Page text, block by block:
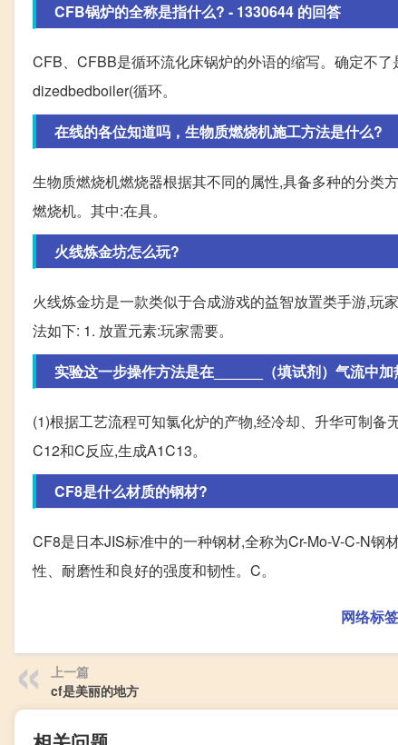
CFB锅炉的全称是指什么? - 1330644 的回答
CFB、CFBB是循环流化床锅炉的外语的缩写。确定不
dizedbedboiler(循环。
在线的各位知道吗，生物质燃烧机施工方法是什么?
生物质燃烧机燃烧器根据其不同的属性,具备多种的分类
燃烧机。其中:在具。
火线炼金坊怎么玩?
火线炼金坊是一款类似于合成游戏的益智放置类手游,玩
法如下: 1. 放置元素:玩家需要。
实验这一步操作方法是在______（填试剂）气流中加
(1)根据工艺流程可知氯化炉的产物,经冷却、升华可制备
C12和C反应,生成A1C13。
CF8是什么材质的钢材?
CF8是日本JIS标准中的一种钢材,全称为Cr-Mo-V-C-N钢
性、耐磨性和良好的强度和韧性。C。
网络标
上一篇
cf是美丽的地方